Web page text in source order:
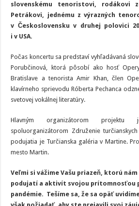
Rudolfa
Petráka
slovenskému tenoristovi, rodákovi
Petrákovi, jednému z výrazných
v Československu v druhej polovici
i v USA.
Počas koncertu sa predstaví vyhľadávaná
Porubčinová, ktorá pôsobí ako hosť
Bratislave a tenorista Amir Khan, člen
klavírneho sprievodu Róberta Pechanca
svetovej vokálnej literatúry.
Hlavným organizátorom
spoluorganizátorom Združenie
podujatia je Turčianska galéria v Martine.
mesto Martin.
Veľmi si vážime Vašu priazeň, ktorú
podujatí a aktivít svojou prítomnosťou
pandémie. Tešíme sa, že sa opäť